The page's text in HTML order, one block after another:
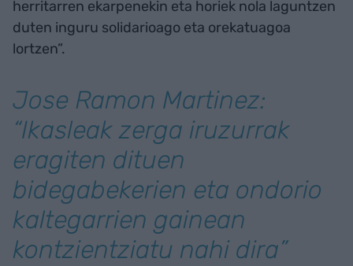
herritarren ekarpenekin eta horiek nola laguntzen
duten inguru solidarioago eta orekatuagoa
lortzen”.
Jose Ramon Martinez:
“Ikasleak zerga iruzurrak
eragiten dituen
bidegabekerien eta ondorio
kaltegarrien gainean
kontzientziatu nahi dira”